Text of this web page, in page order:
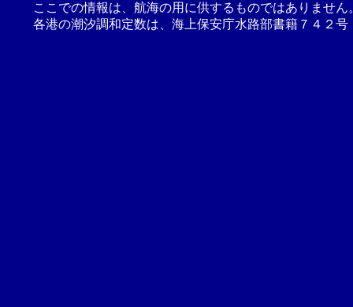
ここでの情報は、航海の用に供するものではありませ
各港の潮汐調和定数は、海上保安庁水路部書籍７４２